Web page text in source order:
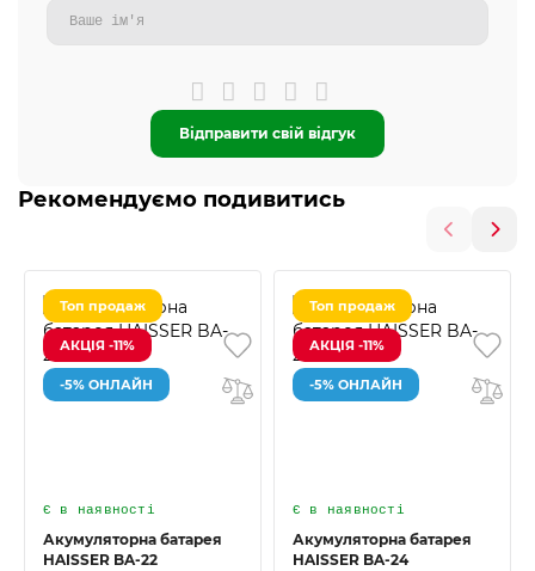
Відправити свій відгук
Рекомендуємо подивитись
Топ продаж
АКЦІЯ -11%
-5% ОНЛАЙН
Є в наявності
Акумуляторна батарея
HAISSER BA-22
Топ продаж
АКЦІЯ -11%
-5% ОНЛАЙН
Є в наявності
Акумуляторна батарея
HAISSER BA-24